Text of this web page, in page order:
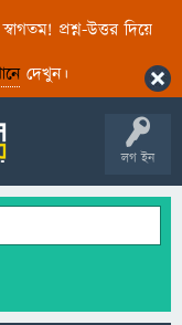
প্রশ্ন-উত্তর দিয়ে
দেখুন।
লগ ইন